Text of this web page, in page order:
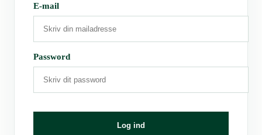
E-mail
Password
Log ind